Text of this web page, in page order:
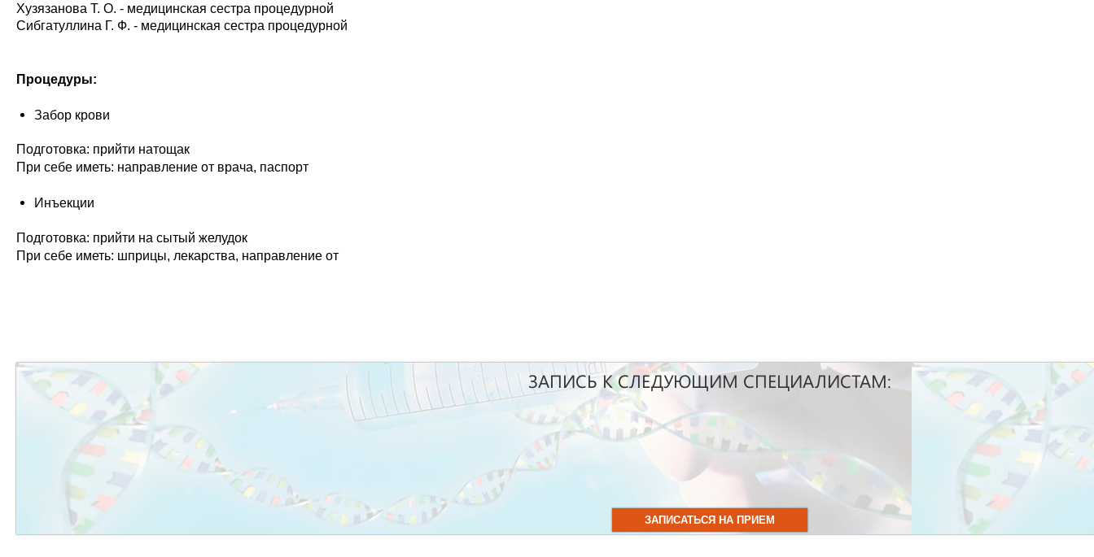
Хузязанова Т. О. - медицинская сестра процедурной
Сибгатуллина Г. Ф. - медицинская сестра процедурной
Процедуры:
Забор крови
Подготовка: прийти натощак
При себе иметь: направление от врача, паспорт
Инъекции
Подготовка: прийти на сытый желудок
При себе иметь: шприцы, лекарства, направление от
ЗАПИСЬ К СЛЕДУЮЩИМ СПЕЦИАЛИСТАМ: